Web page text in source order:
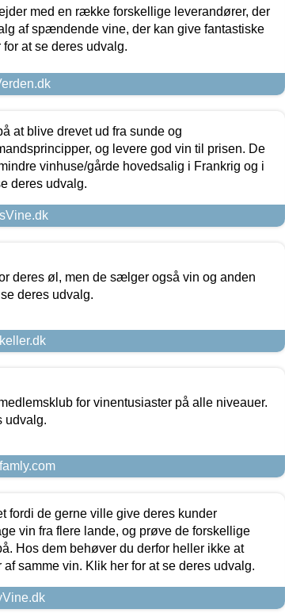
med en række forskellige leverandører, der
af spændende vine, der kan give fantastiske
at se deres udvalg.
at blive drevet ud fra sunde og
og levere god vin til prisen. De
vinhuse/gårde hovedsalig i Frankrig og i
deres udvalg.
deres øl, men de sælger også vin og anden
deres udvalg.
for vinentusiaster på alle niveauer.
udvalg.
fordi de gerne ville give deres kunder
vin fra flere lande, og prøve de forskellige
Hos dem behøver du derfor heller ikke at
samme vin. Klik her for at se deres udvalg.